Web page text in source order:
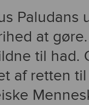
at
til had.
af retten